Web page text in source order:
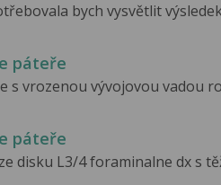
bych vysvětlit
páteře
s vrozenou vývojovou vadou
páteře
disku L3/4 foraminalne dx s